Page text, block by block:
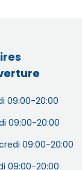
09:00-20:00
09:00-20:00
09:00-20:00
09:00-20:00